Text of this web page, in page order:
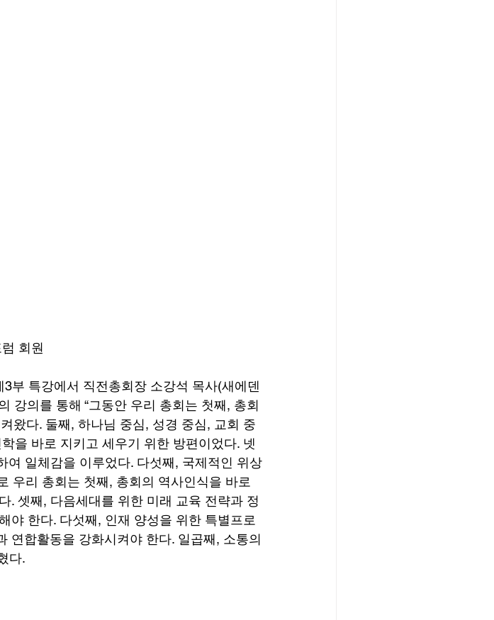
회원
부 특강에서 직전총회장 소강석 목사(새에덴
강의를 통해 “그동안 우리 총회는 첫째, 총회
왔다. 둘째, 하나님 중심, 성경 중심, 교회 중
을 바로 지키고 세우기 위한 방편이었다. 넷
일체감을 이루었다. 다섯째, 국제적인 위상
우리 총회는 첫째, 총회의 역사인식을 바로
. 셋째, 다음세대를 위한 미래 교육 전략과 정
야 한다. 다섯째, 인재 양성을 위한 특별프로
연합활동을 강화시켜야 한다. 일곱째, 소통의
다.